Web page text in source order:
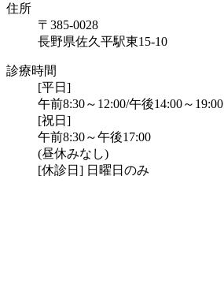
住所
〒385-0028
長野県佐久平駅東15-10
診療時間
[平日]
午前8:30～12:00/午後14:00～19:00
[祝日]
午前8:30～午後17:00
(昼休みなし)
[休診日] 日曜日のみ